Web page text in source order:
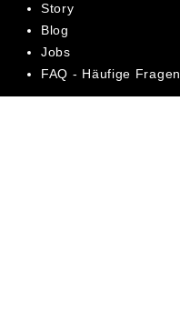
Story
Blog
Jobs
FAQ - Häufige Fragen